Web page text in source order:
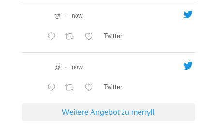
@ · now
Twitter
@ · now
Twitter
Weitere Angebot zu merryll